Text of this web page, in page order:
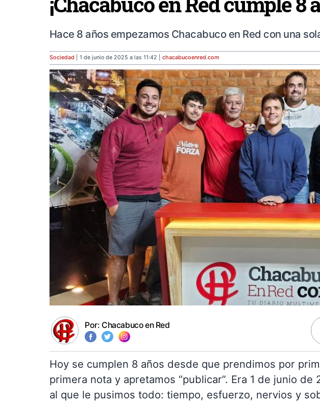
Hace 8 años empezamos Chacabuco en Red con una
Sociedad | 1 de junio de 2025 a las 11:42 | chacabucoenred.com
Por: Chacabuco en Red
Hoy se cumplen 8 años desde que prendimos por
primera nota y apretamos “publicar”. Era 1 de junio
al que le pusimos todo: tiempo, esfuerzo, nervios y